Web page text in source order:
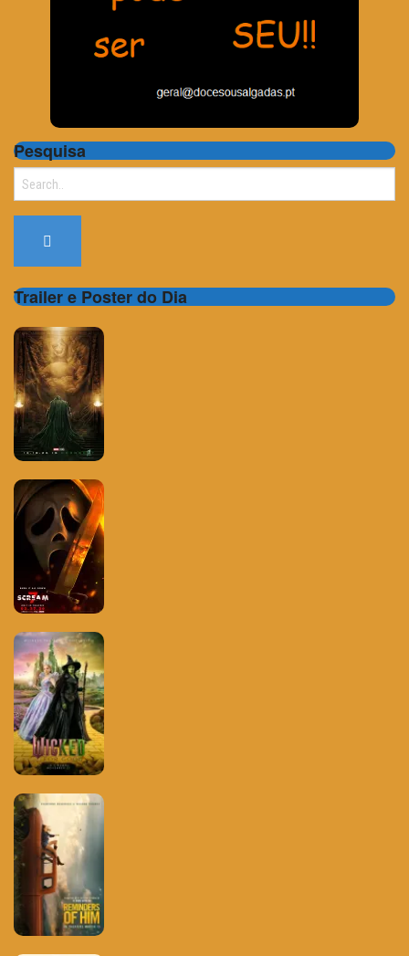
Pesquisa
Trailer e Poster do Dia